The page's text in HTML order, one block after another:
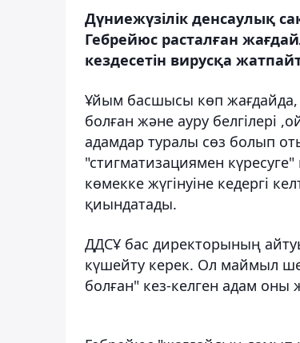
Дүниежүзілік денсаулық
Гебрейюс расталған
кездесетін вирусқа
Ұйым басшысы көп жағдайда,
болған және ауру белгілері
адамдар туралы сөз болып
"стигматизациямен
көмекке жүгінуіне кедергі
қиындатады.
ДДСҰ бас директорының
күшейту керек. Ол маймыл
болған" кез-келген адам оны